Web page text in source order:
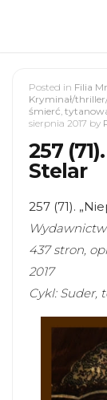
Posted in Filia
Kryminał/
śmierć,
sierpnia 2017 by
257
Stelar
257 (71).
437 stron,
2017
Cykl: Suder,